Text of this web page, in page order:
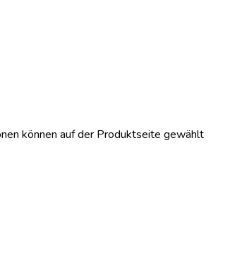
können auf der Produktseite gewählt